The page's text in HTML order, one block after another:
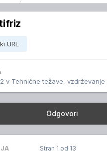
URL
v Tehnične težave, vzdrževanje
Odgovori
Stran 1 od 13